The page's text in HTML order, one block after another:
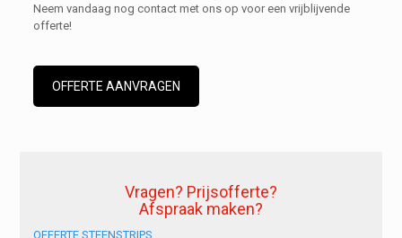
Neem vandaag nog contact met ons op voor een vrijblijvende
offerte!
OFFERTE AANVRAGEN
Vragen? Prijsofferte?
Afspraak maken?
OFFERTE STEENSTRIPS